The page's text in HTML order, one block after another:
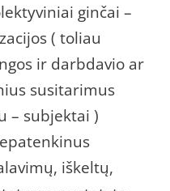
ginčai –
( toliau
ir darbdavio ar
susitarimus
– subjektai )
iškeltų,